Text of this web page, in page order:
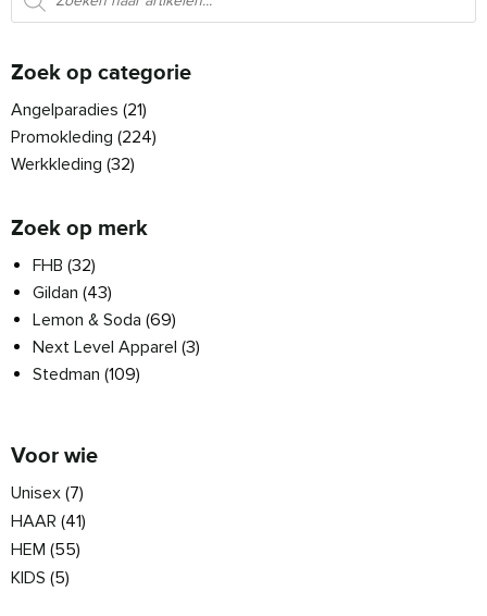
Zoek op categorie
Angelparadies (21)
Promokleding (224)
Werkkleding (32)
Zoek op merk
FHB (32)
Gildan (43)
Lemon & Soda (69)
Next Level Apparel (3)
Stedman (109)
Voor wie
Unisex (7)
HAAR (41)
HEM (55)
KIDS (5)